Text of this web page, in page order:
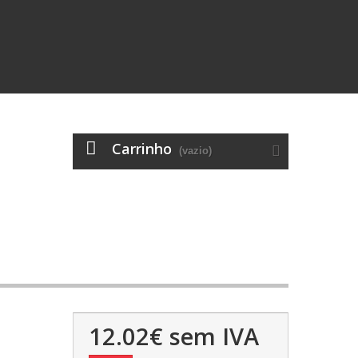
Carrinho (vazio)
12.02€ sem IVA